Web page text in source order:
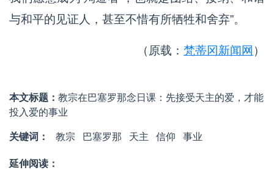
与和平的见证人，甚至不惜有所牺牲和舍弃”。
（原载： 梵蒂冈新闻网 ）
本文标题： 教宗在巴塞罗那念日课：先接受天主的爱，才能
投入爱的事业
关键词： 教宗 巴塞罗那 天主 信仰 事业
延伸阅读：